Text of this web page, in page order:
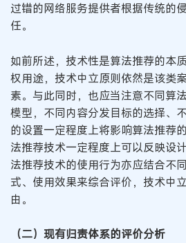
过错的网络服务提供者根据传统的
任。
如前所述，技术性是算法推荐的本
权用途，技术中立原则依然是该类
素。与此同时，也应当注意不同算
模型，不同内容分发目标的选择、
的设置一定程度上将影响算法推荐
法推荐技术一定程度上可以反映设
法推荐技术的使用行为亦应结合不
式、使用效果来综合评价，技术中
由。
（二）现有归责体系的评价分析